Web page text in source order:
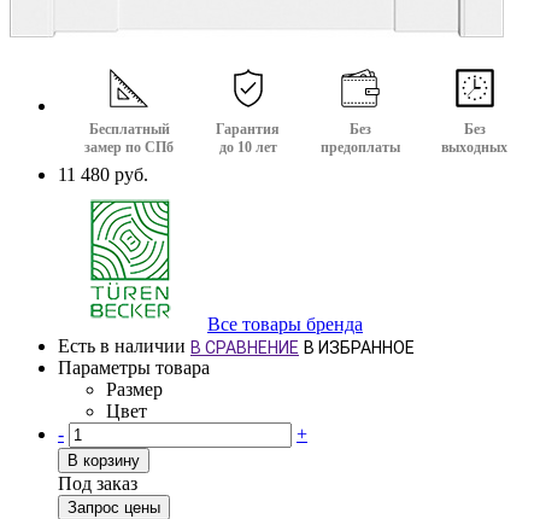
Бесплатный
замер по СПб
Гарантия
до 10 лет
Без
предоплаты
Без
выходных
11 480 руб.
Все товары бренда
Есть в наличии В СРАВНЕНИЕ В ИЗБРАННОЕ
Параметры товара
Размер
Цвет
-
+
В корзину
Под заказ
Запрос цены